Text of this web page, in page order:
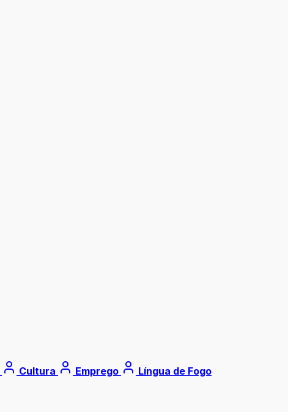
Cultura Emprego Língua de Fogo